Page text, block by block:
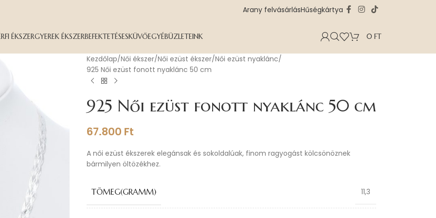
Arany felvásárlásHűségkártya
ÉKSZERGYEREK ÉKSZERBEFEKTETÉSESKÜVŐEGYÉBÜZLETEINK 0 FT
Kezdőlap Női ékszer Női ezüst ékszer Női ezüst nyaklánc
925 Női ezüst fonott nyaklánc 50 cm
925 Női ezüst fonott nyaklánc 50 cm
67.800 Ft
A női ezüst ékszerek elegánsak és sokoldalúak, finom ragyogást kölcsönöznek
bármilyen öltözékhez.
TÖMEG(GRAMM) 11,3